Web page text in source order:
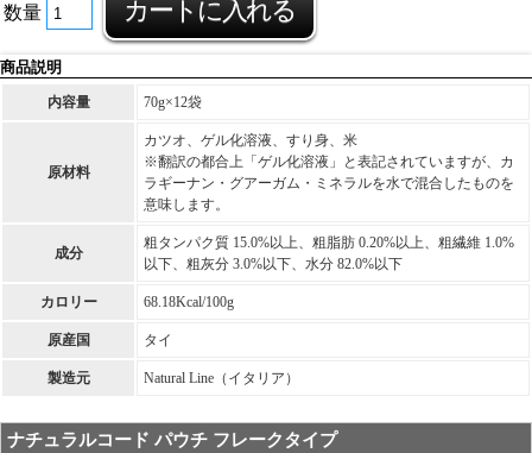
数量
商品説明
内容量 70g×12袋
原材料
カツオ、ゲル化溶液、すり身、米
※翻訳の都合上「ゲル化溶液」と表記されていますが、カ
ラギーナン・グアーガム・ミネラルを水で混合したものを
意味します。
成分
粗タンパク質 15.0%以上、粗脂肪 0.20%以上、粗繊維 1.0%
以下、粗灰分 3.0%以下、水分 82.0%以下
カロリー 68.18Kcal/100g
原産国 タイ
製造元 Natural Line（イタリア）
ナチュラルコード パウチ フレークタイプ